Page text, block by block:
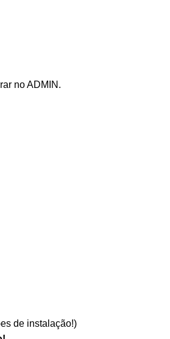
no ADMIN.
de instalação!)